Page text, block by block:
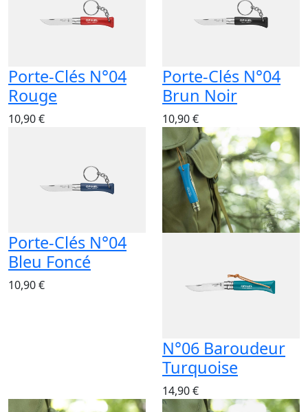
Porte-Clés N°04
Rouge
10,90 €
Porte-Clés N°04
Brun Noir
10,90 €
Porte-Clés N°04
Bleu Foncé
10,90 €
N°06 Baroudeur
Turquoise
14,90 €